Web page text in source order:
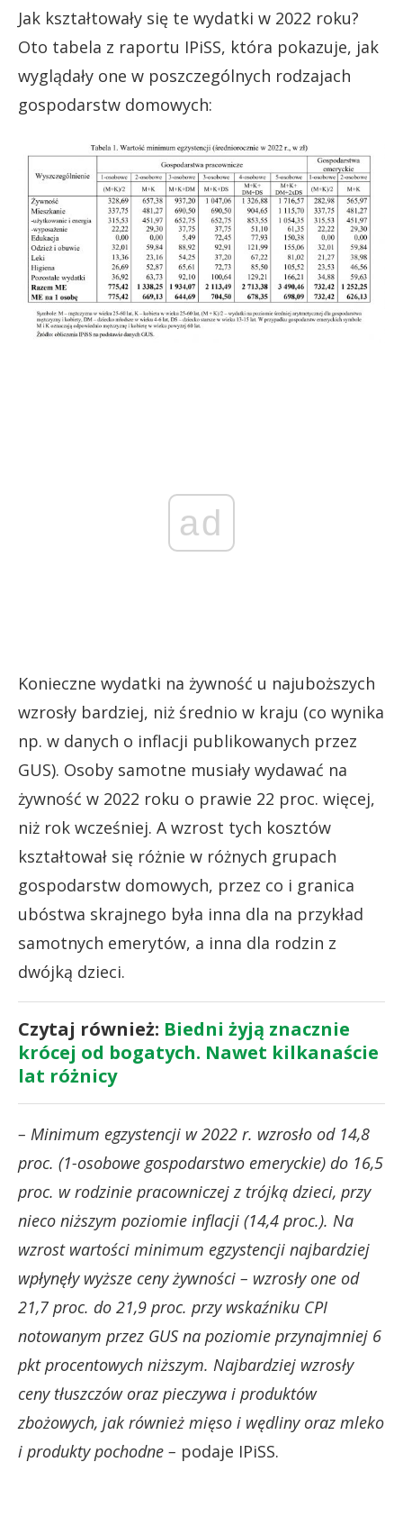
Jak kształtowały się te wydatki w 2022 roku?
Oto tabela z raportu IPiSS, która pokazuje, jak
wyglądały one w poszczególnych rodzajach
gospodarstw domowych:
ad
Konieczne wydatki na żywność u najuboższych
wzrosły bardziej, niż średnio w kraju (co wynika
np. w danych o inflacji publikowanych przez
GUS). Osoby samotne musiały wydawać na
żywność w 2022 roku o prawie 22 proc. więcej,
niż rok wcześniej. A wzrost tych kosztów
kształtował się różnie w różnych grupach
gospodarstw domowych, przez co i granica
ubóstwa skrajnego była inna dla na przykład
samotnych emerytów, a inna dla rodzin z
dwójką dzieci.
Czytaj również: Biedni żyją znacznie
krócej od bogatych. Nawet kilkanaście
lat różnicy
– Minimum egzystencji w 2022 r. wzrosło od 14,8
proc. (1-osobowe gospodarstwo emeryckie) do 16,5
proc. w rodzinie pracowniczej z trójką dzieci, przy
nieco niższym poziomie inflacji (14,4 proc.). Na
wzrost wartości minimum egzystencji najbardziej
wpłynęły wyższe ceny żywności – wzrosły one od
21,7 proc. do 21,9 proc. przy wskaźniku CPI
notowanym przez GUS na poziomie przynajmniej 6
pkt procentowych niższym. Najbardziej wzrosły
ceny tłuszczów oraz pieczywa i produktów
zbożowych, jak również mięso i wędliny oraz mleko
i produkty pochodne – podaje IPiSS.